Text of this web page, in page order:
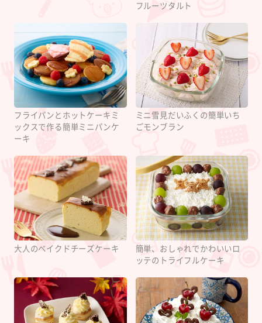
フルーツタルト
フライパンとホットケーキミ
ックスで作る簡単ミニパンケ
ーキ
ミニ雪見だいふくの簡単いち
ごモンブラン
大人のベイクドチーズケーキ
簡単、おしゃれでかわいいロ
ッテのトライフルケーキ